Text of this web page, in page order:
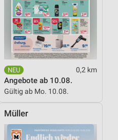
0,2 km
Angebote ab 10.08.
Gültig ab Mo. 10.08.
Müller